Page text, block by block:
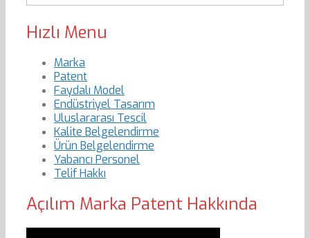
Hızlı Menu
Marka
Patent
Faydalı Model
Endüstriyel Tasarım
Uluslararası Tescil
Kalite Belgelendirme
Ürün Belgelendirme
Yabancı Personel
Telif Hakkı
Açılım Marka Patent Hakkında